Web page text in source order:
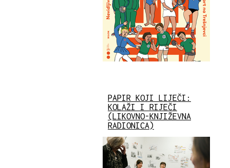
PAPIR KOJI LIJEČI:
KOLAŽI I RIJEČI
(LIKOVNO-KNJIŽEVNA
RADIONICA)